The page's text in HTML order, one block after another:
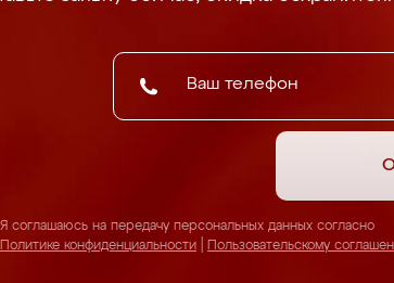
Я соглашаюсь на передачу персональных данных согласно
Политике конфиденциальности
Пользовательскому